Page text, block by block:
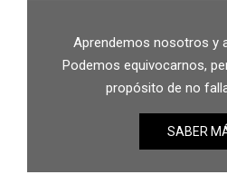
Aprendemos nosotros y
Podemos equivocarnos,
propósito de no
SABER